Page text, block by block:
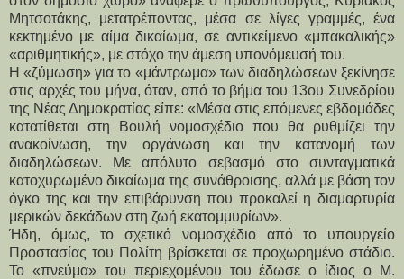
Μητσοτάκης, μετατρέποντας, μέσα σε λίγες γραμμές, ένα
κεκτημένο με αίμα δικαίωμα, σε αντικείμενο «μπακαλικής»
«αριθμητικής», με στόχο την άμεση υπονόμευσή του.
Η «ζύμωση» για το «μάντρωμα» των διαδηλώσεων ξεκίνησε
στις αρχές του μήνα, όταν, από το βήμα του 13ου Συνεδρίου
της Νέας Δημοκρατίας είπε: «Μέσα στις επόμενες εβδομάδες
κατατίθεται στη Βουλή νομοσχέδιο που θα ρυθμίζει την
ανακοίνωση, την οργάνωση και την κατανομή των
διαδηλώσεων. Με απόλυτο σεβασμό στο συνταγματικά
κατοχυρωμένο δικαίωμα της συνάθροισης, αλλά με βάση τον
όγκο της και την επιβάρυνση που προκαλεί η διαμαρτυρία
μερικών δεκάδων στη ζωή εκατομμυρίων».
Ήδη, όμως, το σχετικό νομοσχέδιο από το υπουργείο
Προστασίας του Πολίτη βρίσκεται σε προχωρημένο στάδιο.
Το «πνεύμα» του περιεχομένου του έδωσε ο ίδιος ο Μ.